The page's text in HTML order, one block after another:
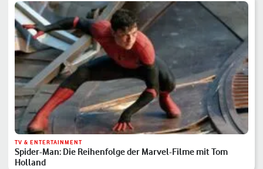
TV & ENTERTAINMENT
Spider-Man: Die Reihenfolge der Marvel-Filme mit Tom
Holland